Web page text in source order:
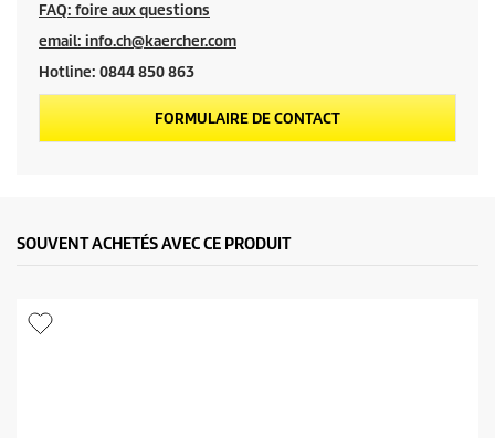
FAQ: foire aux questions
email: info.ch@kaercher.com
Hotline: 0844 850 863
FORMULAIRE DE CONTACT
SOUVENT ACHETÉS AVEC CE PRODUIT